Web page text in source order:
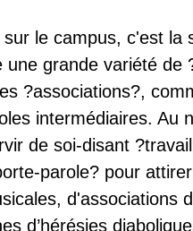
le campus, c'est la
une grande variété de
?associations?,
intermédiaires. Au
de soi-disant
parole? pour
d'associations
d’hérésies